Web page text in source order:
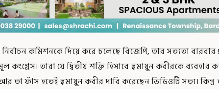
কমিশনকে দিয়ে করে চলেছে বিজেপি, তার সত্যতা বারবার
তারা যে দ্বিতীয় শক্তি হিসাবে হুমায়ুন কবীরকে ব্যবহার
তা ফাঁস হতেই হুমায়ুন কবীর দাবি করেছেন ভিডিওটি সত্য। কিন্তু